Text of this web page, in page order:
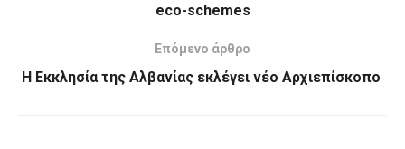
eco-schemes
Επόμενο άρθρο
Η Εκκλησία της Αλβανίας εκλέγει νέο Αρχιεπίσκοπο